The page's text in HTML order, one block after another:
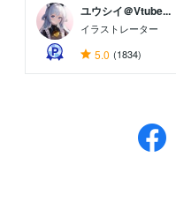
ユウシイ＠Vtube...
イラストレーター
5.0 (1834)